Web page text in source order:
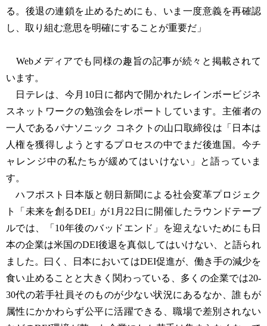
る。後退の連鎖を止めるためにも、いま一度意義を再確認
し、取り組む意思を明確にすることが重要だ」
Webメディアでも同様の趣旨の記事が続々と掲載されて
います。
日テレは、今月10日に都内で開かれたレインボービジネ
スネットワークの勉強会をレポートしています。主催者の
一人であるパナソニック コネクトの山口取締役は「日本は
人権を獲得しようとするプロセスの中でまだ後進国。今チ
ャレンジ中の私たちが緩めてはいけない」と語っていま
す。
ハフポスト日本版と朝日新聞による社会変革プロジェク
ト「未来を創るDEI」が1月22日に開催したラウンドテーブ
ルでは、「10年後のバッドエンド」を迎えないためにも日
本の企業は米国のDEI後退を真似してはいけない、と語られ
ました。曰く、日本においてはDEI促進が、働き手の減少を
食い止めることと大きく関わっている、多くの企業では20-
30代の若手社員そのものが少ない状況にあるなか、誰もが
属性にかかわらず公平に活躍できる、職場で差別されない